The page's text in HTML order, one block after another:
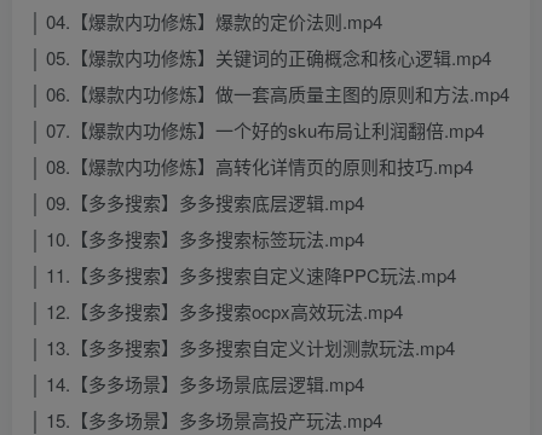
│ 04.【爆款内功修炼】爆款的定价法则.mp4
│ 05.【爆款内功修炼】关键词的正确概念和核心逻辑.mp4
│ 06.【爆款内功修炼】做一套高质量主图的原则和方法.mp4
│ 07.【爆款内功修炼】一个好的sku布局让利润翻倍.mp4
│ 08.【爆款内功修炼】高转化详情页的原则和技巧.mp4
│ 09.【多多搜索】多多搜索底层逻辑.mp4
│ 10.【多多搜索】多多搜索标签玩法.mp4
│ 11.【多多搜索】多多搜索自定义速降PPC玩法.mp4
│ 12.【多多搜索】多多搜索ocpx高效玩法.mp4
│ 13.【多多搜索】多多搜索自定义计划测款玩法.mp4
│ 14.【多多场景】多多场景底层逻辑.mp4
│ 15.【多多场景】多多场景高投产玩法.mp4